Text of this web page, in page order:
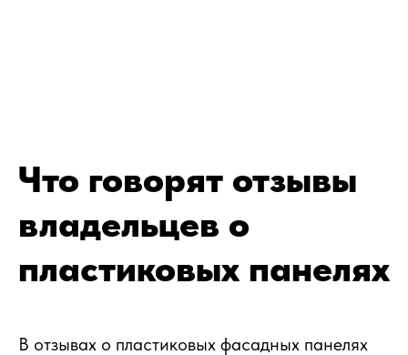
Что говорят отзывы
владельцев о
пластиковых панелях
В отзывах о пластиковых фасадных панелях